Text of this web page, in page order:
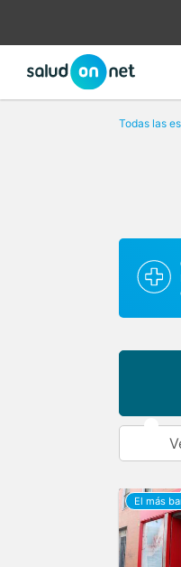
Todas las